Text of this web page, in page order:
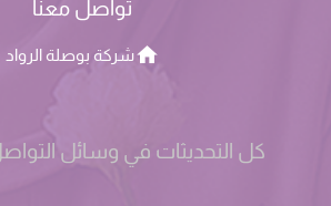
تواصل معنا
شركة بوصلة الرواد
كل التحديثات في وسائل